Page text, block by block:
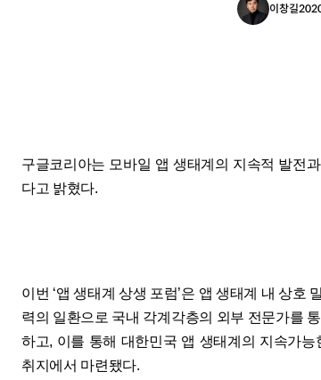
이창길
구글코리아는 모바일 앱 생태계의 지속적 발전
다고 밝혔다.
이번 ‘앱 생태계 상생 포럼’은 앱 생태계 내 상호
력의 일환으로 국내 각계각층의 외부 전문가를
하고, 이를 통해 대한민국 앱 생태계의 지속가
취지에서 마련됐다.